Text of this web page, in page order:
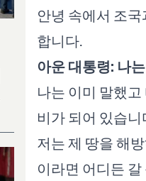
안녕 속에서 조
합니다.
아운 대통령: 나
나는 이미 말했
비가 되어 있습니
저는 제 땅을 해
이라면 어디든